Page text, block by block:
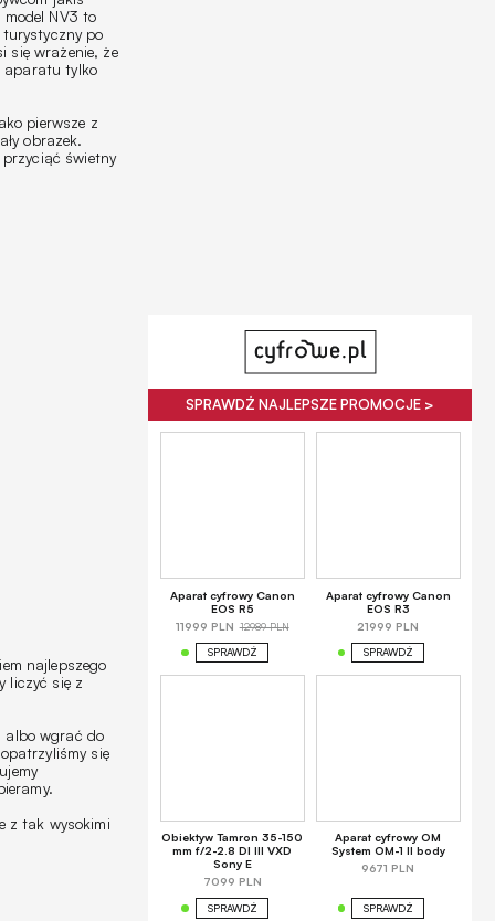
NV3 to
po
się wrażenie, że
aparatu tylko
pierwsze z
obrazek.
świetny
najlepszego
liczyć się z
albo wgrać do
się
z tak wysokimi
SPRAWDŹ NAJLEPSZE PROMOCJE >
Aparat cyfrowy Canon
EOS R5
11999 PLN 12989 PLN
SPRAWDŹ
Aparat cyfrowy Canon
EOS R3
21999 PLN
SPRAWDŹ
Obiektyw Tamron 35-150
mm f/2-2.8 DI III VXD
Sony E
7099 PLN
SPRAWDŹ
Aparat cyfrowy OM
System OM-1 II body
9671 PLN
SPRAWDŹ